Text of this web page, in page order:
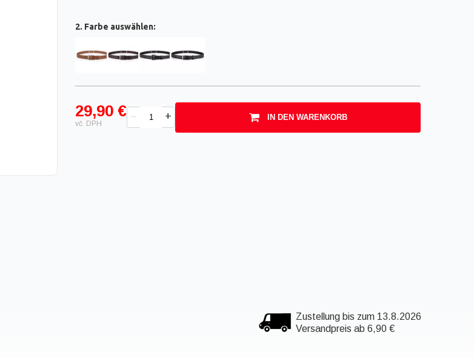
2. Farbe auswählen:
29,90 €
vč. DPH
– + IN DEN WARENKORB
Zustellung bis zum 13.8.2026
Versandpreis ab 6,90 €